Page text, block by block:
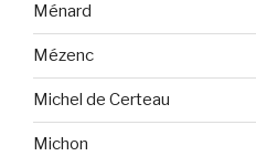
Ménard
Mézenc
Michel de Certeau
Michon